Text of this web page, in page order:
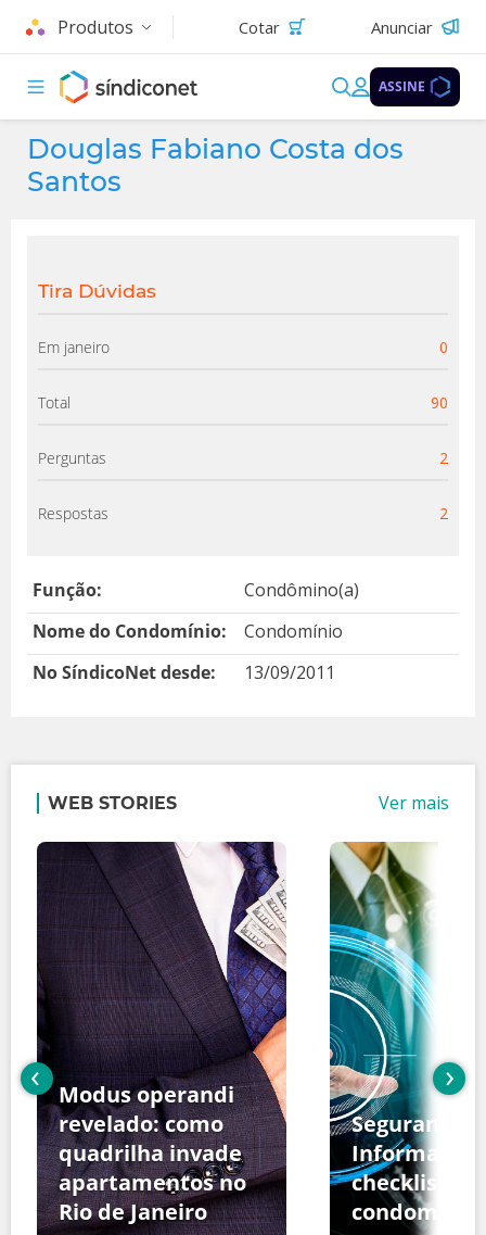
Produtos Cotar Anunciar
ASSINE
Douglas Fabiano Costa dos
Santos
Tira Dúvidas
Em janeiro 0
Total 90
Perguntas 2
Respostas 2
Função:
Condômino(a)
Nome do Condomínio:
Condomínio
No SíndicoNet desde:
13/09/2011
WEB STORIES Ver mais
Modus operandi
revelado: como
quadrilha invade
apartamentos no
Rio de Janeiro
Segurança
Informação:
checklist
‹ ›